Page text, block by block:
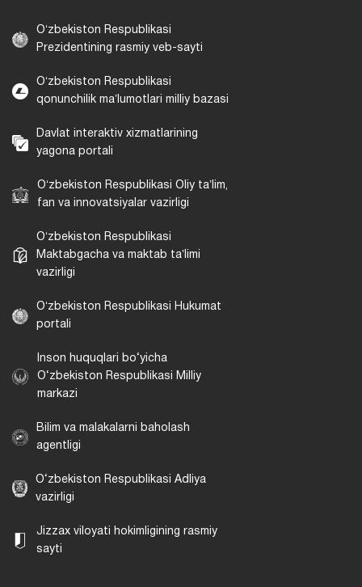
Oʻzbekiston Respublikasi
Prezidentining rasmiy veb-sayti
Oʻzbekiston Respublikasi
qonunchilik maʼlumotlari milliy bazasi
Davlat interaktiv xizmatlarining
yagona portali
Oʻzbekiston Respublikasi Oliy taʼlim,
fan va innovatsiyalar vazirligi
Oʻzbekiston Respublikasi
Maktabgacha va maktab taʼlimi
vazirligi
Oʻzbekiston Respublikasi Hukumat
portali
Inson huquqlari bo‘yicha
O‘zbekiston Respublikasi Milliy
markazi
Bilim va malakalarni baholash
agentligi
O‘zbekiston Respublikasi Adliya
vazirligi
Jizzax viloyati hokimligining rasmiy
sayti